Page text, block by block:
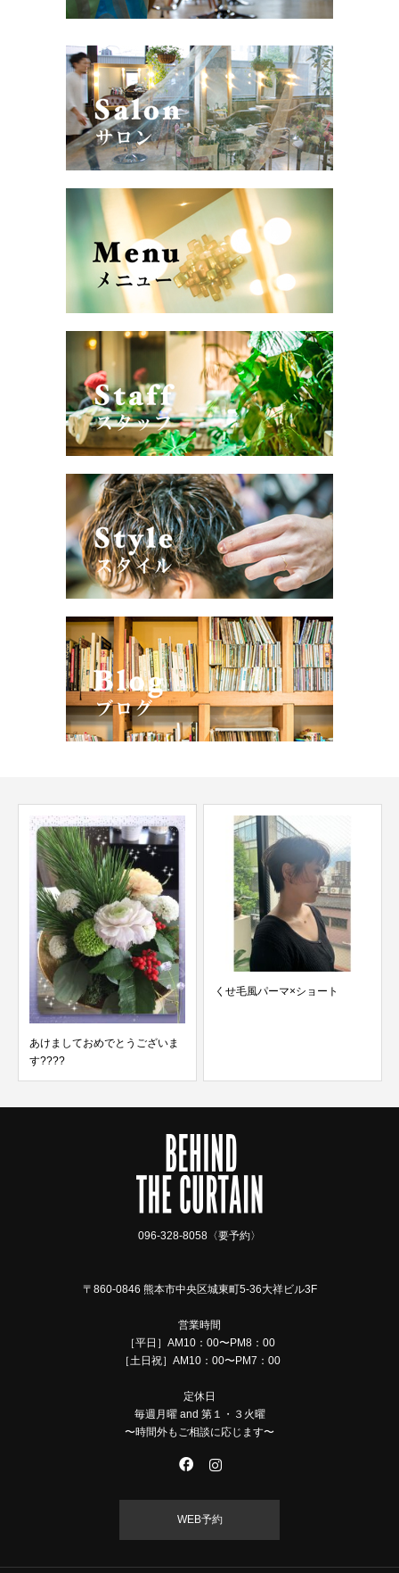
あけましておめでとうございま
す????
くせ毛風パーマ×ショート
096-328-8058〈要予約〉
〒860-0846 熊本市中央区城東町5-36大祥ビル3F
営業時間
［平日］AM10：00〜PM8：00
［土日祝］AM10：00〜PM7：00
定休日
毎週月曜 and 第１・３火曜
〜時間外もご相談に応じます〜
WEB予約